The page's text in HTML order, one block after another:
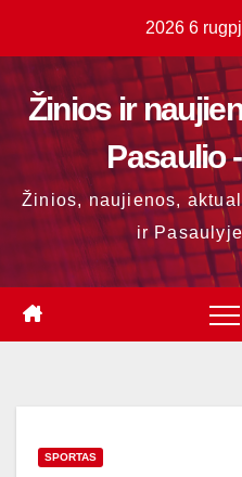
content
2026 6
Žinios ir
Pasaulio
Žinios, naujienos,
ir
SPORTAS